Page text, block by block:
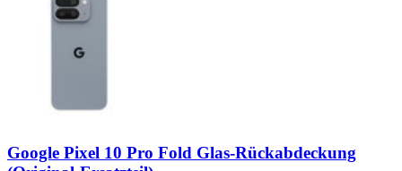
Google Pixel 10 Pro Fold Glas-Rückabdeckung